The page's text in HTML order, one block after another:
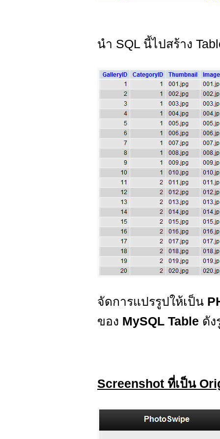
นำ SQL นี้ไปสร้าง
จัดการแปรรูปให้เป็น
ของ MySQL Table ดัง
Screenshot ที่เป็น